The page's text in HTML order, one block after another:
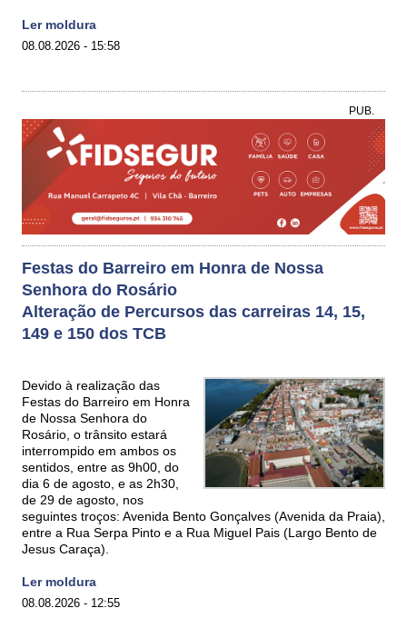
Ler moldura
08.08.2026 - 15:58
PUB.
Festas do Barreiro em Honra de Nossa
Senhora do Rosário
Alteração de Percursos das carreiras 14, 15,
149 e 150 dos TCB
Devido à realização das
Festas do Barreiro em Honra
de Nossa Senhora do
Rosário, o trânsito estará
interrompido em ambos os
sentidos, entre as 9h00, do
dia 6 de agosto, e as 2h30,
de 29 de agosto, nos
seguintes troços: Avenida Bento Gonçalves (Avenida da Praia),
entre a Rua Serpa Pinto e a Rua Miguel Pais (Largo Bento de
Jesus Caraça).
Ler moldura
08.08.2026 - 12:55